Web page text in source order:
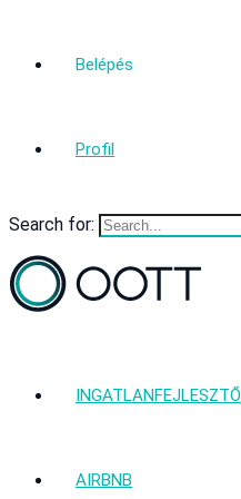
Belépés
Profil
Search for:
INGATLANFEJLESZTŐ
AIRBNB